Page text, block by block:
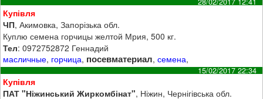
Купівля
ЧП, Акимовка, Запорізька обл.
Куплю семена горчицы желтой Мрия, 500 кг.
Тел: 0972752872 Геннадий
масличные, горчица, посевматериал,семена,
15/02/2017 22:34
Купівля
ПАТ "Ніжинський Жиркомбінат", Ніжин, Чернігівська обл.